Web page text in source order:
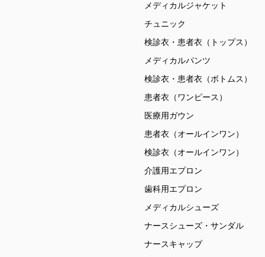
メディカルジャケット
チュニック
検診衣・患者衣（トップス）
メディカルパンツ
検診衣・患者衣（ボトムス）
患者衣（ワンピース）
医療用ガウン
患者衣（オールインワン）
検診衣（オールインワン）
介護用エプロン
歯科用エプロン
メディカルシューズ
ナースシューズ・サンダル
ナースキャップ